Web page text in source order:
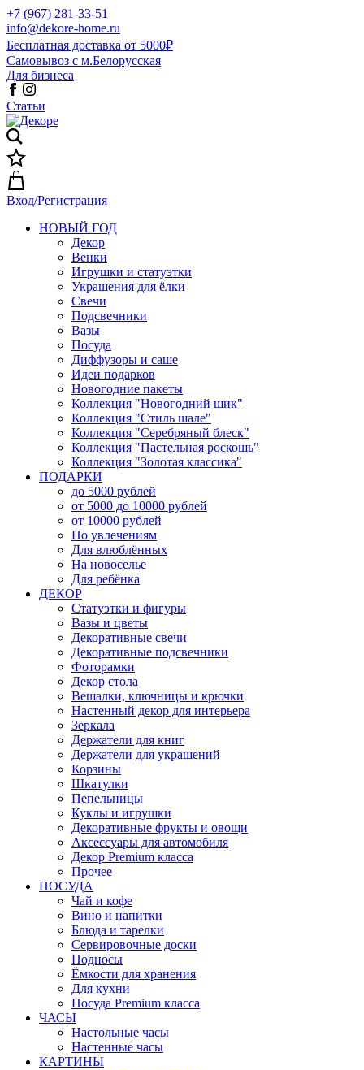
+7 (967) 281-33-51
info@dekore-home.ru
Бесплатная доставка от 5000₽
Самовывоз с м.Белорусская
Для бизнеса
Статьи
Вход/Регистрация
НОВЫЙ ГОД
Декор
Венки
Игрушки и статуэтки
Украшения для ёлки
Свечи
Подсвечники
Вазы
Посуда
Диффузоры и саше
Идеи подарков
Новогодние пакеты
Коллекция "Новогодний шик"
Коллекция "Стиль шале"
Коллекция "Серебряный блеск"
Коллекция "Пастельная роскошь"
Коллекция "Золотая классика"
ПОДАРКИ
до 5000 рублей
от 5000 до 10000 рублей
от 10000 рублей
По увлечениям
Для влюблённых
На новоселье
Для ребёнка
ДЕКОР
Статуэтки и фигуры
Вазы и цветы
Декоративные свечи
Декоративные подсвечники
Фоторамки
Декор стола
Вешалки, ключницы и крючки
Настенный декор для интерьера
Зеркала
Держатели для книг
Держатели для украшений
Корзины
Шкатулки
Пепельницы
Куклы и игрушки
Декоративные фрукты и овощи
Аксессуары для автомобиля
Декор Premium класса
Прочее
ПОСУДА
Чай и кофе
Вино и напитки
Блюда и тарелки
Сервировочные доски
Подносы
Ёмкости для хранения
Для кухни
Посуда Premium класса
ЧАСЫ
Настольные часы
Настенные часы
КАРТИНЫ